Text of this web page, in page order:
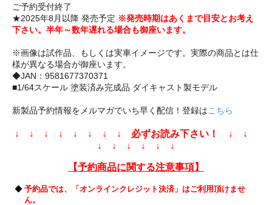
ご予約受付終了
★2025年8月以降 発売予定 ※発売時期はあくまで目安とお考え
下さい。半年～数年遅れる場合も御座います。
※画像は試作品、もしくは実車イメージです。実際の商品とは仕
様が異なる場合が御座います。
◆JAN：9581677370371
■1/64スケール 塗装済み完成品 ダイキャスト製モデル
新製品予約情報をメルマガでいち早く配信！登録はこちら
↓ ↓ ↓ ↓ ↓ ↓ ↓ ↓ 必ずお読み下さい！ ↓ ↓
↓ ↓ ↓ ↓ ↓ ↓
【予約商品に関する注意事項】
◆ 予約品では、「オンラインクレジット決済」はご利用頂けませ
ん。